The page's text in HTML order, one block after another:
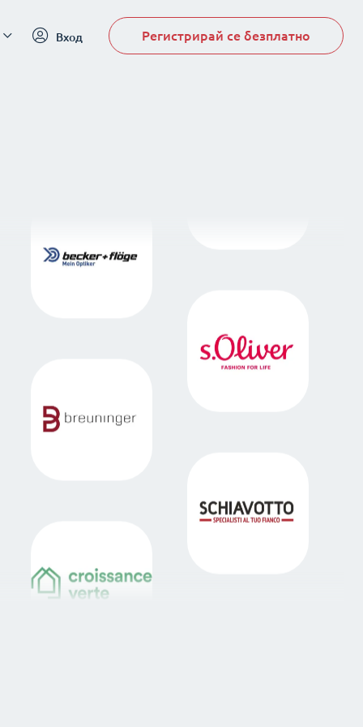
Вход Регистрирай се безплатно